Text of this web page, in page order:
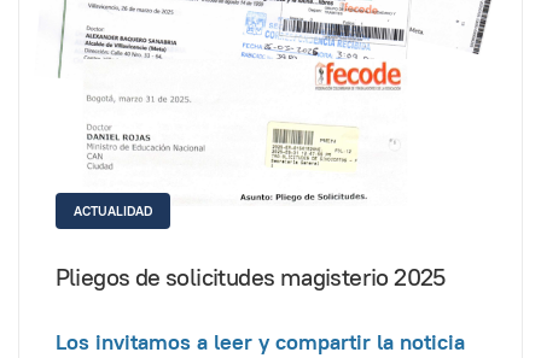
ACTUALIDAD
Pliegos de solicitudes magisterio 2025
Los invitamos a leer y compartir la noticia